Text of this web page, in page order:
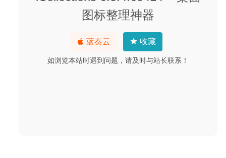
图标整理神器
蓝奏云 收藏
如浏览本站时遇到问题，请及时与站长联系！
Termius 5.7.2 for Mac- 跨平台优秀的SSH连接客户端
Affinity Publisher Beta 1.8.3.627 for Mac中文版-逆天的专
2020-03-27
Clicker for YouTube 1.22 – macOS 上最好的YouTube播放